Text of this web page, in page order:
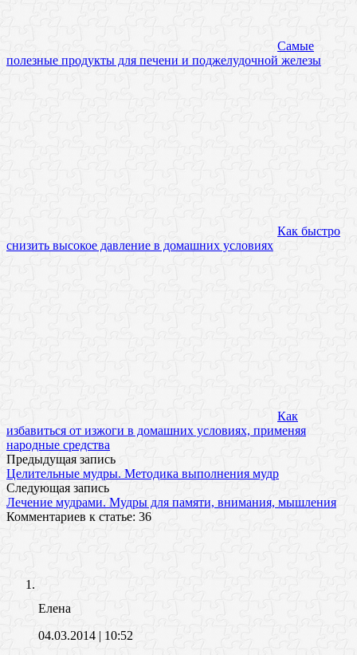
Самые
полезные продукты для печени и поджелудочной железы
Как быстро
снизить высокое давление в домашних условиях
Как
избавиться от изжоги в домашних условиях, применяя
народные средства
Предыдущая запись
Целительные мудры. Методика выполнения мудр
Следующая запись
Лечение мудрами. Мудры для памяти, внимания, мышления
Комментариев к статье: 36
Елена
04.03.2014 | 10:52